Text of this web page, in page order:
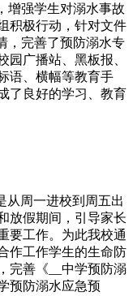
增强学生对溺水事故
积极行动，针对文件
，完善了预防溺水专
园广播站、黑板报、
语、横幅等教育手
了良好的学习、教育
从周一进校到周五出
放假期间，引导家长
要工作。为此我校通
作工作学生的生命防
完善《__中学预防溺
预防溺水应急预